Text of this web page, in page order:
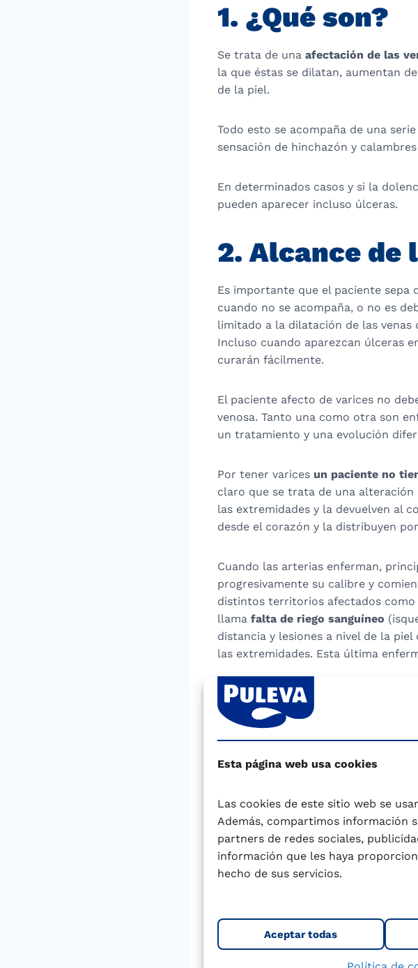
Esta página web usa cookies
Las cookies de este sitio web se
Además, compartimos información
partners de redes sociales,
información que les haya
hecho de sus servicios.
Aceptar todas
1. ¿Qué son?
Se trata de una afectación de las
la que éstas se dilatan, aumentan
de la piel.
Todo esto se acompaña de una
sensación de hinchazón y
En determinados casos y si la
pueden aparecer incluso úlceras.
2. Alcance de
Es importante que el paciente sepa
cuando no se acompaña, o no es
limitado a la dilatación de las
Incluso cuando aparezcan úlceras
curarán fácilmente.
El paciente afecto de varices no
venosa. Tanto una como otra son
un tratamiento y una evolución
Por tener varices un paciente no
claro que se trata de una alteración
las extremidades y la devuelven al
desde el corazón y la distribuyen
Cuando las arterias enferman,
progresivamente su calibre y
distintos territorios afectados como
llama falta de riego sanguíneo
distancia y lesiones a nivel de la
las extremidades. Esta última
3. Causas
Actualmente, a pesar de los
conoce a ciencia cierta la causa por
convincente el porque aparecen las
3.1. Teoría familiar
Según la cual habría un
hereditario está claro y así hay
Esta teoría es determinante en el